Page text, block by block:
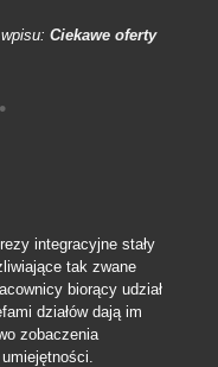
Ciekawe oferty
integracyjne stały
tak zwane
biorący udział
działów dają im
zobaczenia